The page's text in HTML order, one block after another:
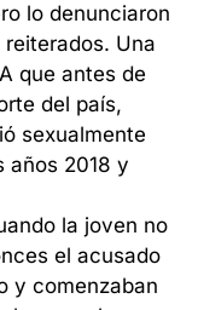
lo denunciaron
Una
que antes de
del país,
sexualmente
años 2018 y
la joven no
el acusado
y comenzaban